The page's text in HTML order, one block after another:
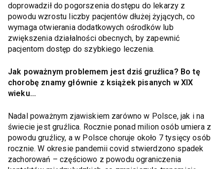
doprowadził do pogorszenia dostępu do lekarzy z
powodu wzrostu liczby pacjentów dłużej żyjących, co
wymaga otwierania dodatkowych ośrodków lub
zwiększenia działalności obecnych, by zapewnić
pacjentom dostęp do szybkiego leczenia.
Jak poważnym problemem jest dziś gruźlica? Bo tę
chorobę znamy głównie z książek pisanych w XIX
wieku…
Nadal poważnym zjawiskiem zarówno w Polsce, jak i na
świecie jest gruźlica. Rocznie ponad milion osób umiera z
powodu gruźlicy, a w Polsce choruje około 7 tysięcy osób
rocznie. W okresie pandemii covid stwierdzono spadek
zachorowań – częściowo z powodu ograniczenia